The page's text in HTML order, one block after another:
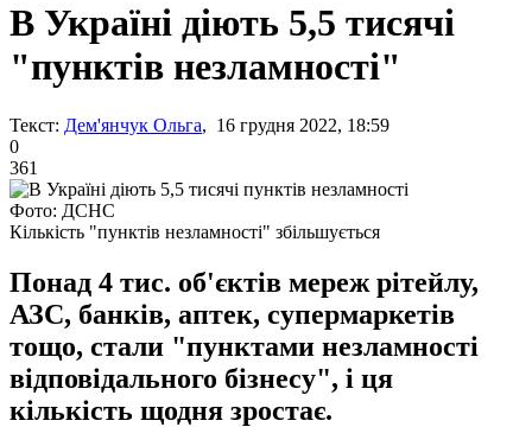
В Україні діють 5,5 тисячі
"пунктів незламності"
Текст: Дем'янчук Ольга, 16 грудня 2022, 18:59
0
361
Фото: ДСНС
Кількість "пунктів незламності" збільшується
Понад 4 тис. об'єктів мереж рітейлу,
АЗС, банків, аптек, супермаркетів
тощо, стали "пунктами незламності
відповідального бізнесу", і ця
кількість щодня зростає.